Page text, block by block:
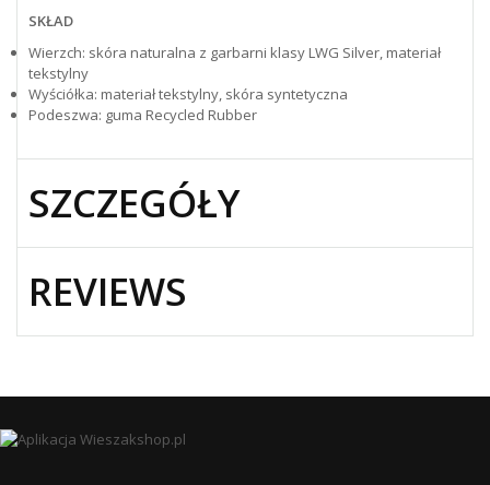
SKŁAD
Wierzch: skóra naturalna z garbarni klasy LWG Silver, materiał
tekstylny
Wyściółka: materiał tekstylny, skóra syntetyczna
Podeszwa: guma Recycled Rubber
SZCZEGÓŁY
REVIEWS